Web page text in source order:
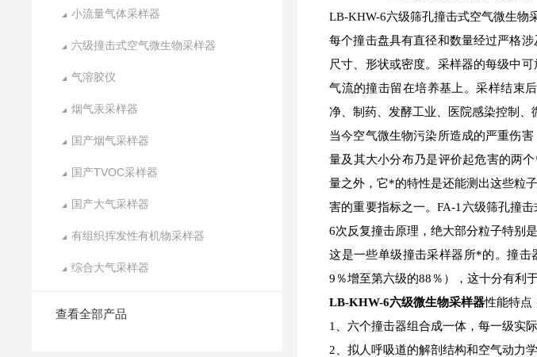
小流量气体采样器
六级撞击式空气微生物采样器
气溶胶仪
烟气汞采样器
国产烟气采样器
国产TVOC采样器
国产大气采样器
有组织挥发性有机物采样器
综合大气采样器
查看全部产品
LB-KHW-6六级筛孔撞击式空气微生物
每个撞击盘具有直径和数量经过严格
尺寸、形状或密度。采样器的每级中
气流的撞击留在培养基上。采样结束
净、制药、发酵工业、医院感染控制、
当今空气微生物污染所造成的严重伤
量及其大小分布乃是评价起危害的两
量之外，它*的特性是还能测出这些粒
害的重要指标之一。FA-1六级筛孔撞
6次反复撞击原理，绝大部分粒子特别
这是一些单级撞击采样器所*的。撞击
9％增至第六级的88％），这十分有利
LB-KHW-6六级微生物采样器性能特点
1、六个撞击器组合成一体，每一级实
2、拟人呼吸道的解剖结构和空气动力